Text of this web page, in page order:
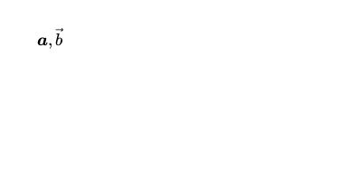
\bm{a}, \vec{b}
a, b